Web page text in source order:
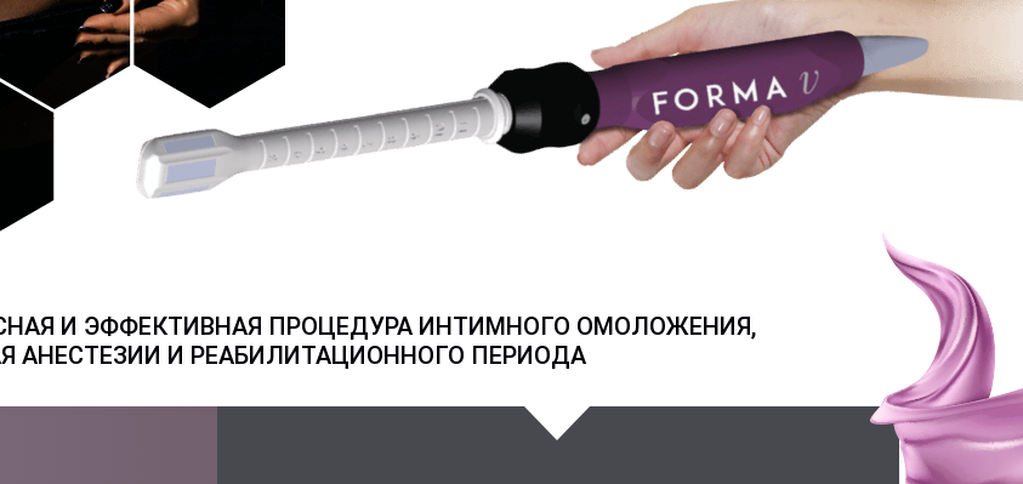
И ЭФФЕКТИВНАЯ ПРОЦЕДУРА ИНТИМНОГО ОМОЛОЖЕНИЯ,
АНЕСТЕЗИИ И РЕАБИЛИТАЦИОННОГО ПЕРИОДА